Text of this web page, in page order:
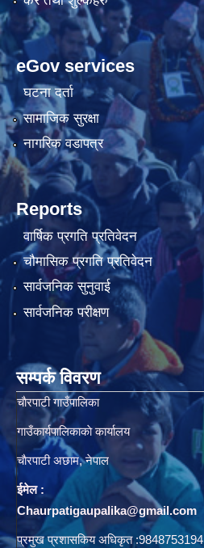
eGov services
घटना दर्ता
सामाजिक सुरक्षा
नागरिक वडापत्र
Reports
वार्षिक प्रगति प्रतिवेदन
चौमासिक प्रगति प्रतिवेदन
सार्वजनिक सुनुवाई
सार्वजनिक परीक्षण
सम्पर्क विवरण
चाैरपाटी गाउँपालिका
गाउँकार्यपालिकाकाे कार्यालय
चाैरपाटी अछाम, नेपाल
ईमेल :
Chaurpatigaupalika@gmail.com
प्रमुख प्रशासकिय अधिकृत :9848753194